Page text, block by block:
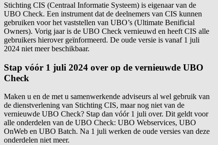
Stichting CIS (Centraal Informatie Systeem) is eigenaar van de
UBO Check. Een instrument dat de deelnemers van CIS kunnen
gebruiken voor het vaststellen van UBO’s (Ultimate Benificial
Owners). Vorig jaar is de UBO Check vernieuwd en heeft CIS alle
gebruikers hierover geïnformeerd. De oude versie is vanaf 1 juli
2024 niet meer beschikbaar.
Stap vóór 1 juli 2024 over op de vernieuwde UBO
Check
Maken u en de met u samenwerkende adviseurs al wel gebruik van
de dienstverlening van Stichting CIS, maar nog niet van de
vernieuwde UBO Check? Stap dan vóór 1 juli over. Dit geldt voor
alle onderdelen van de UBO Check: UBO Webservices, UBO
OnWeb en UBO Batch. Na 1 juli werken de oude versies van deze
onderdelen niet meer.